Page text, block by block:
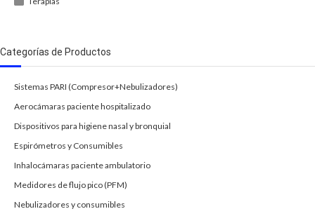
Categorías de Productos
Sistemas PARI (Compresor+Nebulizadores)
Aerocámaras paciente hospitalizado
Dispositivos para higiene nasal y bronquial
Espirómetros y Consumibles
Inhalocámaras paciente ambulatorio
Medidores de flujo pico (PFM)
Nebulizadores y consumibles